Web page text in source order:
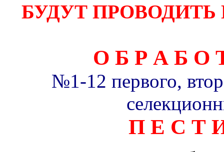
БУДУТ
О Б Р А Б
№1-12 первого,
П Е С Т